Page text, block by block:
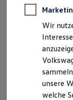
VW
VW
VW
Wir
unsere
welche